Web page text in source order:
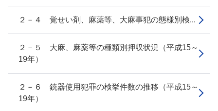
２－４ 覚せい剤、麻薬等、大麻事犯の態様別検...
２－５ 大麻、麻薬等の種類別押収状況（平成15～
19年）
２－６ 銃器使用犯罪の検挙件数の推移（平成15～
19年）